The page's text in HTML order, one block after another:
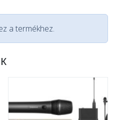
a termékhez.